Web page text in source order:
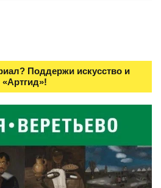
Поддержи искусство и
«Артгид»!